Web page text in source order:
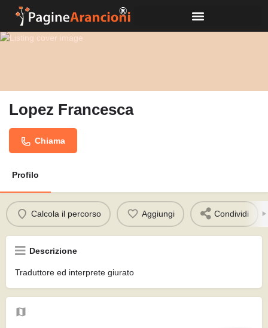
Lopez Francesca
Chiama
Profilo
Calcola il percorso Aggiungi Condividi
Descrizione
Traduttore ed interprete giurato